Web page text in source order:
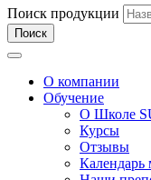
Поиск продукции
Toggle navigation
О компании
Обучение
О Школе
Курсы
Отзывы
Календарь